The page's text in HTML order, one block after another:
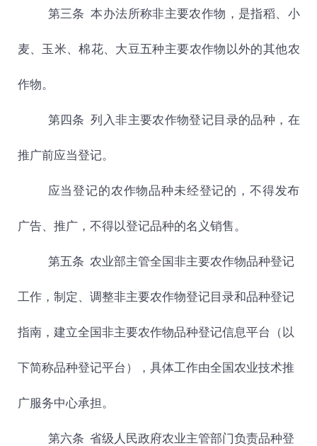
第三条 本办法所称非主要农作物，是指稻、小
麦、玉米、棉花、大豆五种主要农作物以外的其他农
作物。
第四条 列入非主要农作物登记目录的品种，在
推广前应当登记。
应当登记的农作物品种未经登记的，不得发布
广告、推广，不得以登记品种的名义销售。
第五条 农业部主管全国非主要农作物品种登记
工作，制定、调整非主要农作物登记目录和品种登记
指南，建立全国非主要农作物品种登记信息平台（以
下简称品种登记平台），具体工作由全国农业技术推
广服务中心承担。
第六条 省级人民政府农业主管部门负责品种登